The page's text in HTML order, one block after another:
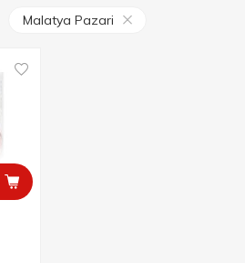
Malatya Pazari